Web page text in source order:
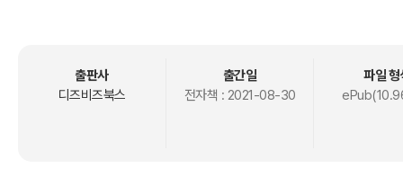
출판사
디즈비즈북스
출간일
전자책 : 2021-08-30
파일 형